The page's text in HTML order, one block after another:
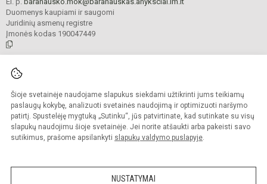
Šioje svetainėje naudojame slapukus siekdami užtikrinti jums teikiamų
paslaugų kokybę, analizuoti svetainės naudojimą ir optimizuoti naršymo
patirtį. Spustelėję mygtuką „Sutinku“, jūs patvirtinate, kad sutinkate su visų
slapukų naudojimu šioje svetainėje. Jei norite atšaukti arba pakeisti savo
sutikimus, prašome apsilankyti slapukų valdymo puslapyje.
NUSTATYMAI
Duomenys kaupiami ir saugomi
Juridinių asmenų registre
Įmonės kodas 190047449
Kopijuoti turinį be raštiško mokyklos administracijos sutikimo griežtai
draudžiama.
Prieinamumo paraiška Slapukų valdymas
Sumanus būdas atnaujinti